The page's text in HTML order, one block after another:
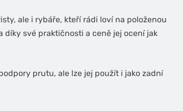
ale i rybáře, kteří rádi loví na položenou
díky své praktičnosti a ceně jej ocení jak
prutu, ale lze jej použít i jako zadní